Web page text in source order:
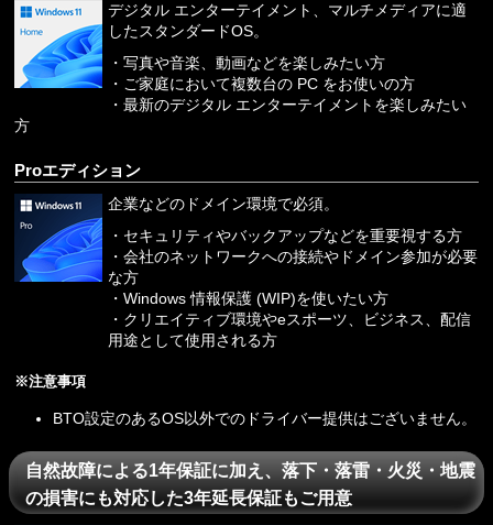
デジタル エンターテイメント、マルチメディアに適
したスタンダードOS。
・写真や音楽、動画などを楽しみたい方
・ご家庭において複数台の PC をお使いの方
・最新のデジタル エンターテイメントを楽しみたい
方
Proエディション
企業などのドメイン環境で必須。
・セキュリティやバックアップなどを重要視する方
・会社のネットワークへの接続やドメイン参加が必要
な方
・Windows 情報保護 (WIP)を使いたい方
・クリエイティブ環境やeスポーツ、ビジネス、配信
用途として使用される方
※注意事項
BTO設定のあるOS以外でのドライバー提供はございません。
自然故障による1年保証に加え、落下・落雷・火災・地震
の損害にも対応した3年延長保証もご用意